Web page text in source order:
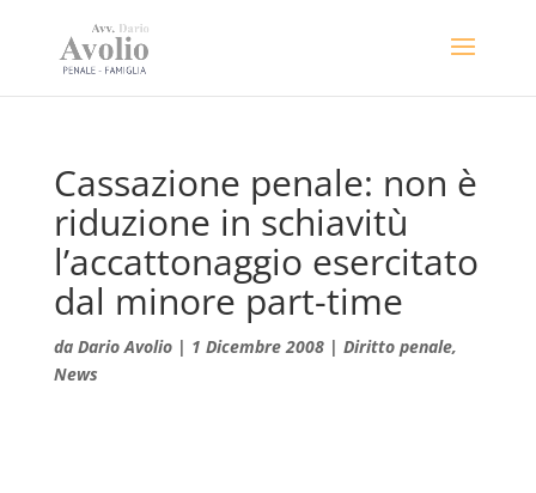
Cassazione penale: non è
riduzione in schiavitù
l’accattonaggio esercitato
dal minore part-time
da Dario Avolio| 1 Dicembre 2008| Diritto penale,
News